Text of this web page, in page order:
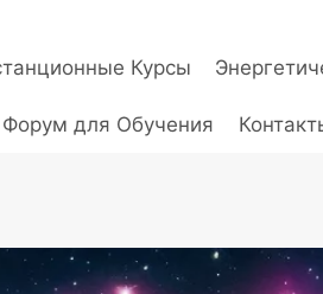
Курсы
Форум для Обучения